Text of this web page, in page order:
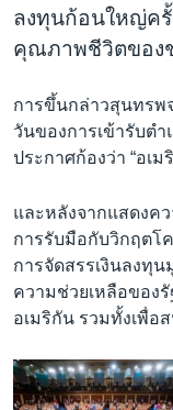
ลงทุนก้อนใหญ่ครั้
คุณภาพชีวิตของ
การขึ้นกล่าวสุนทรพ
วันของการเข้ารับต
ประกาศก้องว่า “อเ
และหลังจากแสดงค
การรับมือกับวิกฤตโ
การจัดสรรเงินลงทุ
ความช่วยเหลือของ
อเมริกัน รวมทั้งเพื่อ